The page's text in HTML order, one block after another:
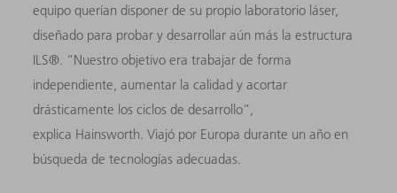
equipo querían disponer de su propio laboratorio láser,
diseñado para probar y desarrollar aún más la estructura
ILS®. “Nuestro objetivo era trabajar de forma
independiente, aumentar la calidad y acortar
drásticamente los ciclos de desarrollo”,
explica Hainsworth. Viajó por Europa durante un año en
búsqueda de tecnologías adecuadas.